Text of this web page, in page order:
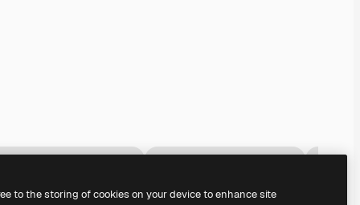
to the storing of cookies on your device to enhance site